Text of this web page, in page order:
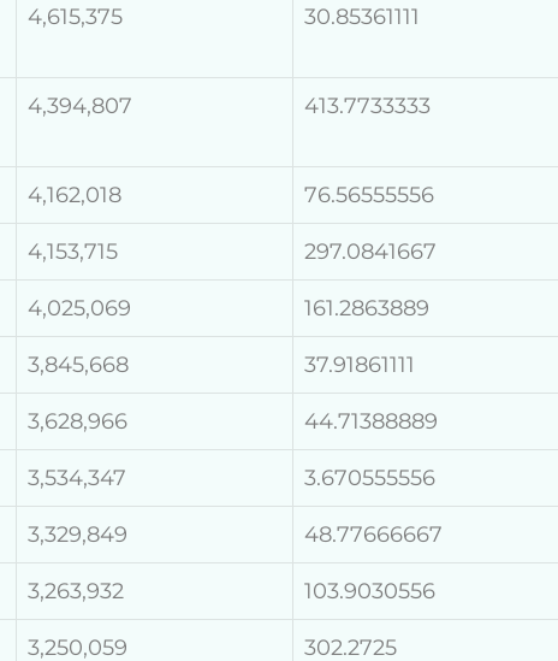
4,615,375 30.85361111
4,394,807 413.7733333
4,162,018 76.56555556
4,153,715 297.0841667
4,025,069 161.2863889
3,845,668 37.91861111
3,628,966 44.71388889
3,534,347 3.670555556
3,329,849 48.77666667
3,263,932 103.9030556
3,250,059 302.2725